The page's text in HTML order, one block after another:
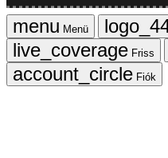
Menü
Friss
Fiók